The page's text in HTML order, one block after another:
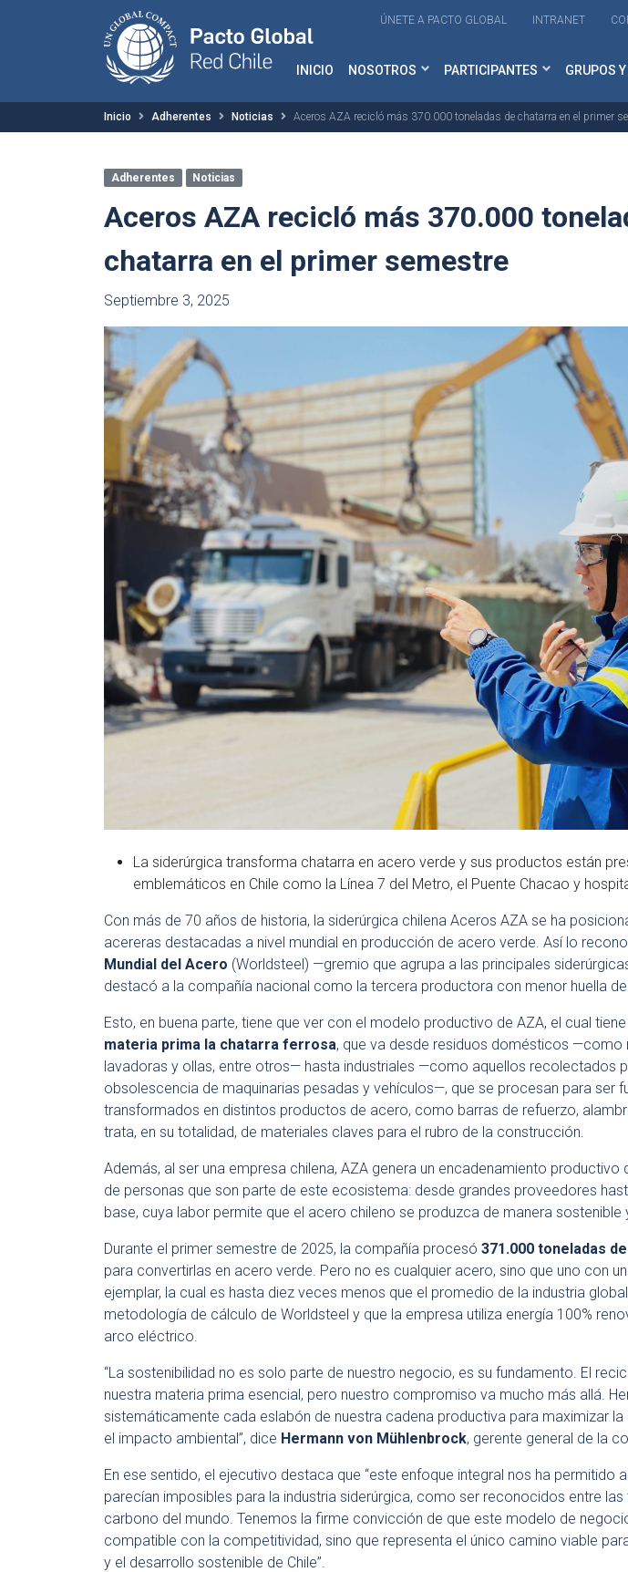
ÚNETE A PACTO GLOBAL INTRANET
INICIO NOSOTROS PARTICIPANTES GRUPOS
Inicio Adherentes Noticias Aceros AZA recicló más 370.000 toneladas de chatarra en el primer
Adherentes Noticias
Aceros AZA recicló más 370.000
chatarra en el primer semestre
Septiembre 3, 2025
La siderúrgica transforma chatarra en acero verde y sus productos están
emblemáticos en Chile como la Línea 7 del Metro, el Puente Chacao y
Con más de 70 años de historia, la siderúrgica chilena Aceros AZA se ha
acereras destacadas a nivel mundial en producción de acero verde. Así lo
Mundial del Acero (Worldsteel) —gremio que agrupa a las principales
destacó a la compañía nacional como la tercera productora con menor huella
Esto, en buena parte, tiene que ver con el modelo productivo de AZA, el cual
materia prima la chatarra ferrosa, que va desde residuos domésticos —como
lavadoras y ollas, entre otros— hasta industriales —como aquellos recolectados
obsolescencia de maquinarias pesadas y vehículos—, que se procesan para ser
transformados en distintos productos de acero, como barras de refuerzo,
trata, en su totalidad, de materiales claves para el rubro de la construcción.
Además, al ser una empresa chilena, AZA genera un encadenamiento productivo
de personas que son parte de este ecosistema: desde grandes proveedores
base, cuya labor permite que el acero chileno se produzca de manera sostenible
Durante el primer semestre de 2025, la compañía procesó 371.000 toneladas
para convertirlas en acero verde. Pero no es cualquier acero, sino que uno con
ejemplar, la cual es hasta diez veces menos que el promedio de la industria
metodología de cálculo de Worldsteel y que la empresa utiliza energía 100%
arco eléctrico.
“La sostenibilidad no es solo parte de nuestro negocio, es su fundamento. El
nuestra materia prima esencial, pero nuestro compromiso va mucho más allá.
sistemáticamente cada eslabón de nuestra cadena productiva para maximizar
el impacto ambiental”, dice Hermann von Mühlenbrock, gerente general de la
En ese sentido, el ejecutivo destaca que “este enfoque integral nos ha permitido
parecían imposibles para la industria siderúrgica, como ser reconocidos entre las
carbono del mundo. Tenemos la firme convicción de que este modelo de
compatible con la competitividad, sino que representa el único camino viable
y el desarrollo sostenible de Chile”.